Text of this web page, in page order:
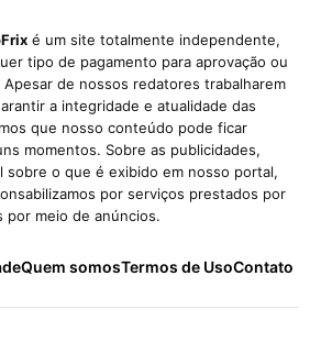
é um site totalmente independente,
tipo de pagamento para aprovação ou
de nossos redatores trabalharem
a integridade e atualidade das
que nosso conteúdo pode ficar
momentos. Sobre as publicidades,
sobre o que é exibido em nosso portal,
por serviços prestados por
meio de anúncios.
Quem somosTermos de UsoContato